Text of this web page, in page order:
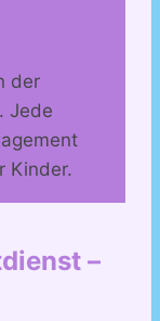
der
. Jede
Kinder.
–